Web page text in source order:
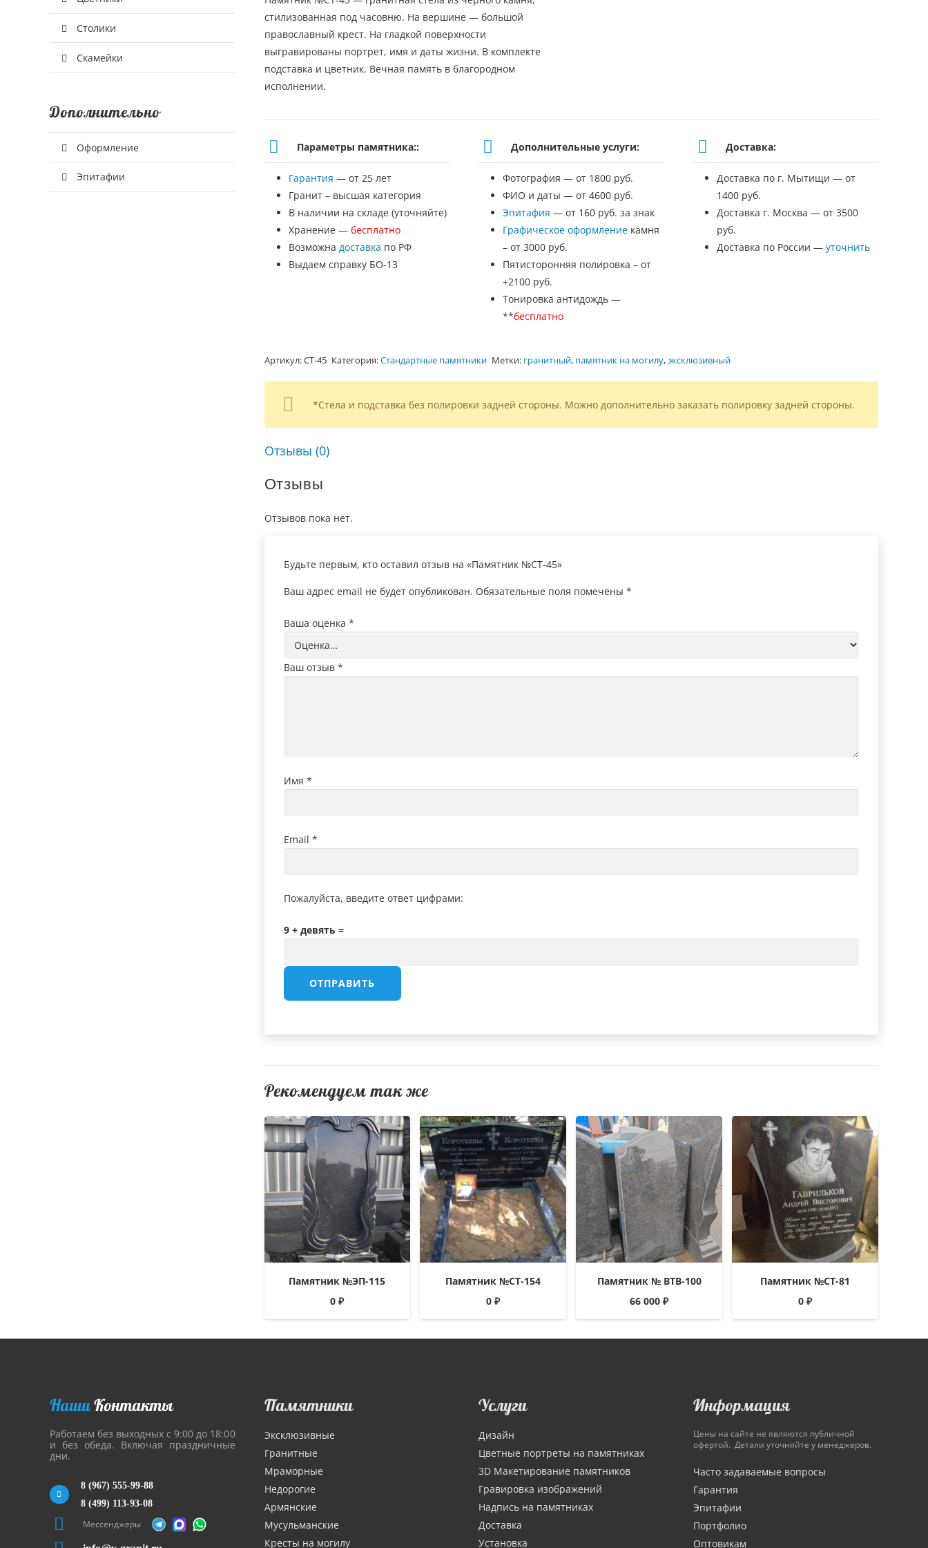
Столики
Скамейки
Дополнительно
Оформление
Эпитафии
стилизованная под часовню. На вершине — большой
православный крест. На гладкой поверхности
выгравированы портрет, имя и даты жизни. В комплекте
подставка и цветник. Вечная память в благородном
исполнении.
Параметры памятника::
Гарантия — от 25 лет
Гранит – высшая категория
В наличии на складе (уточняйте)
Хранение — бесплатно
Возможна доставка по РФ
Выдаем справку БО-13
Дополнительные услуги:
Фотография — от 1800 руб.
ФИО и даты — от 4600 руб.
Эпитафия — от 160 руб. за знак
Графическое оформлениекамня
– от 3000 руб.
Пятисторонняя полировка – от
+2100 руб.
Тонировка антидождь —
**бесплатно
Доставка:
Доставка по г. Мытищи — от
1400 руб.
Доставка г. Москва — от 3500
руб.
Доставка по России —уточнить
Артикул:СТ-45 Категория:Стандартные памятники Метки: гранитный, памятник на могилу,эксклюзивный
*Стела и подставка без полировки задней стороны. Можно дополнительно заказать полировку задней стороны.
Отзывы (0)
Отзывы
Отзывов пока нет.
Будьте первым, кто оставил отзыв на «Памятник №СТ-45»
Ваш адрес email не будет опубликован. Обязательные поля помечены *
Ваша оценка *
Ваш отзыв *
Имя *
Email *
Пожалуйста, введите ответ цифрами:
9 + девять =
Рекомендуем так же
Памятник №ЭП-115
0₽
Памятник №СТ-154
0₽
Памятник № ВТВ-100
66 000₽
Памятник №СТ-81
0₽
НашиКонтакты
Работаем без выходных с 9:00 до 18:00
и без обеда. Включая праздничные
дни.
8 (967) 555-99-88
8 (499) 113-93-08
Мессенджеры
Памятники
Эксклюзивные
Гранитные
Мраморные
Недорогие
Армянские
Мусульманские
Кресты на могилу
Услуги
Дизайн
Цветные портреты на памятниках
3D Макетирование памятников
Гравировка изображений
Надпись на памятниках
Доставка
Установка
Информация
Цены на сайте не являются публичной
офертой. Детали уточняйте у менеджеров.
Часто задаваемые вопросы
Гарантия
Эпитафии
Портфолио
Оптовикам